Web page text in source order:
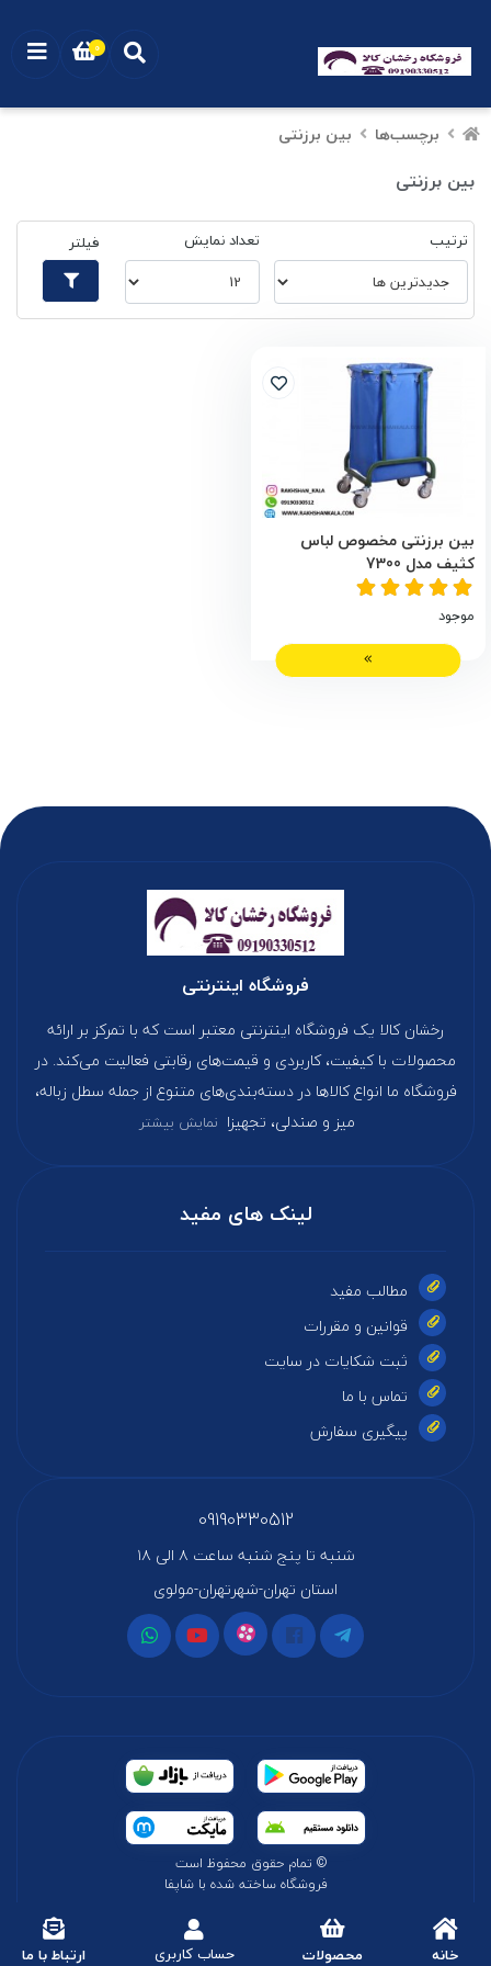
خانه محصولات حساب کاربری ارتباط با ما
برچسب‌ها بین برزنتی
بین برزنتی
ترتیب تعداد نمایش فیلتر
بین برزنتی مخصوص لباس
کثیف مدل 7300
موجود
فروشگاه اینترنتی
رخشان کالا یک فروشگاه اینترنتی معتبر است که با تمرکز بر ارائه
محصولات با کیفیت، کاربردی و قیمت‌های رقابتی فعالیت می‌کند. در
فروشگاه ما انواع کالاها در دسته‌بندی‌های متنوع از جمله سطل زباله،
میز و صندلی، تجهیزا نمایش بیشتر
لینک های مفید
مطالب مفید
قوانین و مقررات
ثبت شکایات در سایت
تماس با ما
پیگیری سفارش
09190330512
شنبه تا پنج شنبه ساعت ۸ الی ۱۸
استان تهران-شهرتهران-مولوی
© تمام حقوق محفوظ است
فروشگاه ساخته شده با شاپفا
0